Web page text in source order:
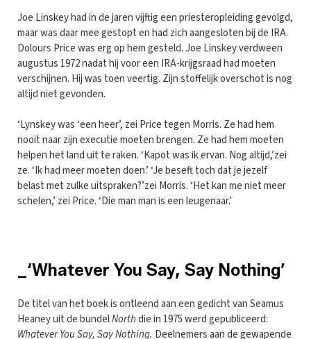
Joe Linskey had in de jaren vijftig een priesteropleiding gevolgd,
maar was daar mee gestopt en had zich aangesloten bij de IRA.
Dolours Price was erg op hem gesteld. Joe Linskey verdween
augustus 1972 nadat hij voor een IRA-krijgsraad had moeten
verschijnen. Hij was toen veertig. Zijn stoffelijk overschot is nog
altijd niet gevonden.
‘Lynskey was ‘een heer’, zei Price tegen Morris. Ze had hem
nooit naar zijn executie moeten brengen. Ze had hem moeten
helpen het land uit te raken. ‘Kapot was ik ervan. Nog altijd,’zei
ze. ‘Ik had meer moeten doen.’ ‘Je beseft toch dat je jezelf
belast met zulke uitspraken?’zei Morris. ‘Het kan me niet meer
schelen,’ zei Price. ‘Die man man is een leugenaar.’
_‘Whatever You Say, Say Nothing’
De titel van het boek is ontleend aan een gedicht van Seamus
Heaney uit de bundelNorthdie in 1975 werd gepubliceerd:
Whatever You Say, Say Nothing. Deelnemers aan de gewapende